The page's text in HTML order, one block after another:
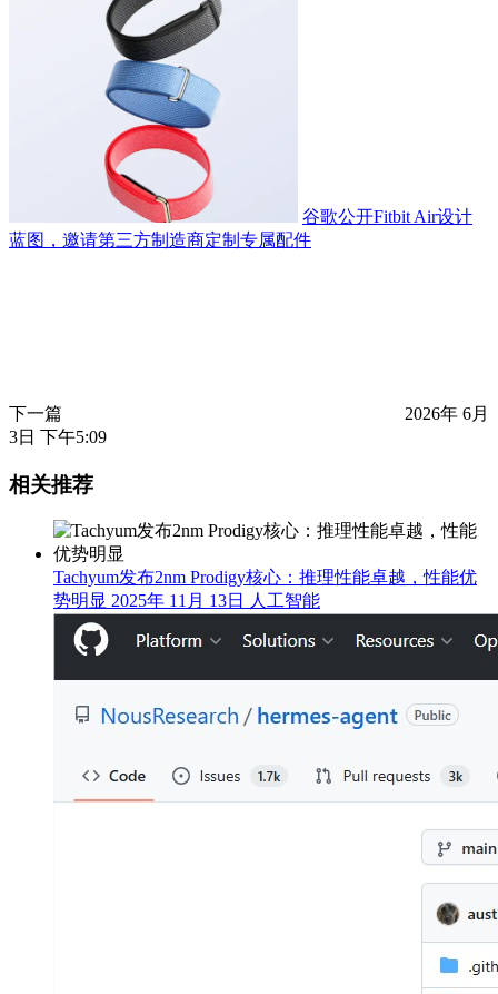
谷歌公开Fitbit Air设计
蓝图，邀请第三方制造商定制专属配件
下一篇
2026年 6月
3日 下午5:09
相关推荐
Tachyum发布2nm Prodigy核心：推理性能卓越，性能优
势明显 2025年 11月 13日 人工智能